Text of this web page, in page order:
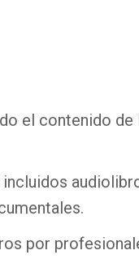
el contenido de
por